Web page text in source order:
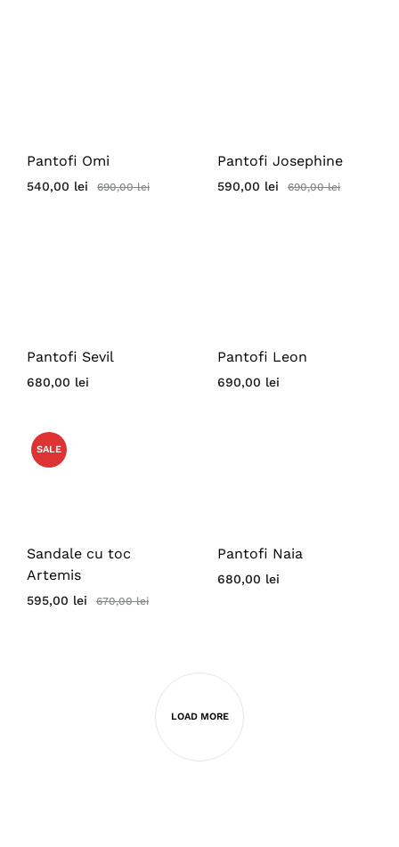
Pantofi Omi
540,00 lei 690,00lei
Pantofi Josephine
590,00 lei 690,00lei
Pantofi Sevil
680,00 lei
Pantofi Leon
690,00 lei
SALE
Sandale cu toc
Artemis
595,00 lei 670,00lei
Pantofi Naia
680,00 lei
LOAD MORE